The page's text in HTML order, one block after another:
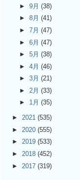
►9月(38)
►8月(41)
►7月(47)
►6月(47)
►5月(38)
►4月(46)
►3月(21)
► 2月(33)
► 1月(35)
► 2021 (535)
► 2020 (555)
► 2019 (533)
► 2018 (452)
► 2017 (319)